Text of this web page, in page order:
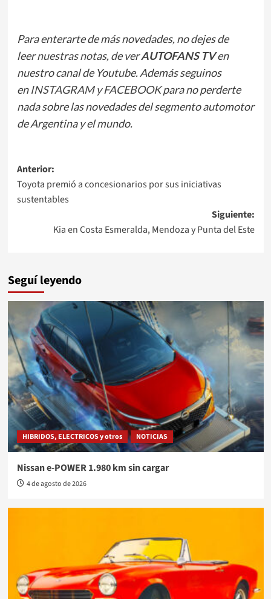
Para enterarte de más novedades, no dejes de
leernuestras notas, de ver AUTOFANS TVen
nuestro canal de Youtube. Además seguinos
enINSTAGRAMyFACEBOOKpara no perderte
nada sobre las novedades del segmento automotor
de Argentina y el mundo.
Navegación
de
entradas
Anterior:
Toyota premió a concesionarios por sus iniciativas
sustentables
Siguiente:
Kia en Costa Esmeralda, Mendoza y Punta del Este
Seguí leyendo
HIBRIDOS, ELECTRICOS y otros NOTICIAS
Nissan e-POWER 1.980 km sin cargar
4 de agosto de 2026